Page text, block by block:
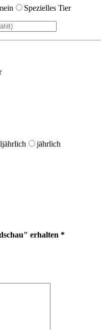
Spezielles Tier
jährlich
erhalten *